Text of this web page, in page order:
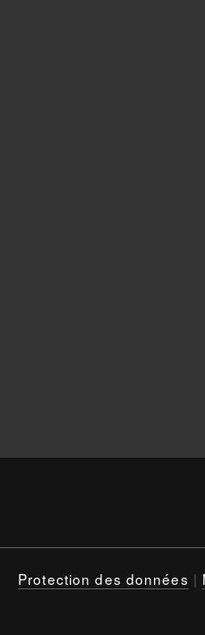
Protection des données |